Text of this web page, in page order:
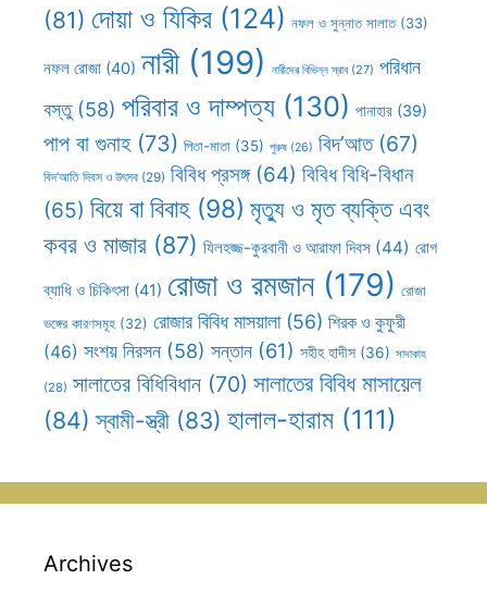
(81) দোয়া ও যিকির (124) নফল ও সুন্নাত সালাত(33)
নফল রোজা (40) নারী(199) নারীদের বিভিন্ন স্রাব(27) পরিধান
বস্তু(58) পরিবার ও দাম্পত্য (130) পানাহার (39)
পাপ বা গুনাহ(73) পিতা-মাতা (35) পুরুষ (26) বিদ’আত(67)
বিদ’আতি দিবস ও উৎসব (29) বিবিধ প্রসঙ্গ(64) বিবিধ বিধি-বিধান
(65) বিয়ে বা বিবাহ (98) মৃত্যু ও মৃত ব্যক্তি এবং
কবর ও মাজার (87) যিলহজ্জ-কুরবানী ও আরাফা দিবস (44) রোগ
ব্যাধি ও চিকিৎসা (41) রোজা ও রমজান(179) রোজা
ভঙ্গের কারণসমূহ (32) রোজার বিবিধ মাসয়ালা(56) শিরক ও কুফুরী
(46) সংশয় নিরসন (58) সন্তান (61) সহীহ হাদীস (36) সাদাকাহ
(28) সালাতের বিধিবিধান (70) সালাতের বিবিধ মাসায়েল
(84) স্বামী-স্ত্রী (83) হালাল-হারাম (111)
Archives